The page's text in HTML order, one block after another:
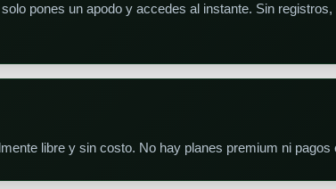
pones un apodo y accedes al instante. Sin
libre y sin costo. No hay planes premium ni pagos